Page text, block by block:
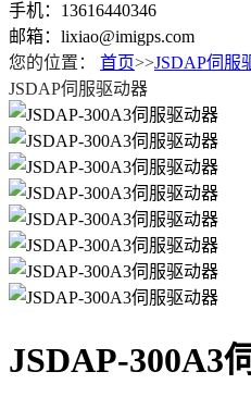
手机：13616440346
邮箱：lixiao@imigps.com
您的位置：
首页>>JSDAP伺服
JSDAP伺服驱动器
JSDAP-300A3